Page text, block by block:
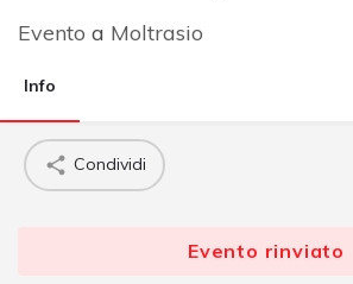
Evento a Moltrasio
Info
Condividi
Evento rinviato